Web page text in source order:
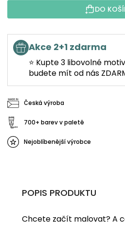
DO
Akce 2+1 zdarma
⭐ Kupte 3 libovolné
budete mít od nás
Česká výroba
700+ barev v paletě
Nejoblíbenější výrobce
POPIS PRODUKTU
Chcete začít malovat? A